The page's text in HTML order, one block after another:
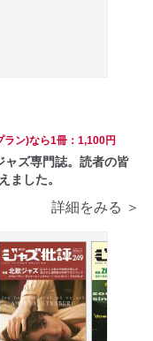
ラン)なら1冊：1,100円
ャズ専門誌。読者の皆
ました。
詳細をみる ＞